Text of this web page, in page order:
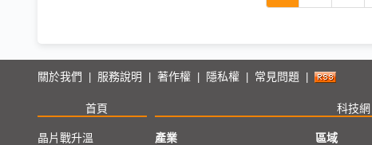
關於我們 服務說明 著作權 隱私權 常見問題
首頁 科技網
晶片戰升溫
產業
區域